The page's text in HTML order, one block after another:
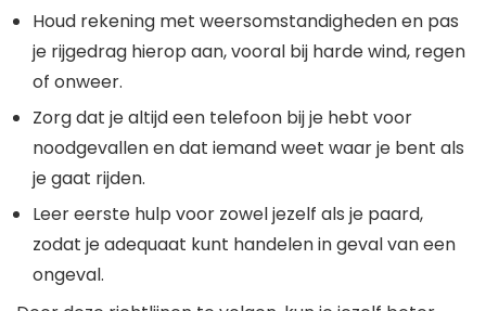
Houd rekening met weersomstandigheden en pas
je rijgedrag hierop aan, vooral bij harde wind, regen
of onweer.
Zorg dat je altijd een telefoon bij je hebt voor
noodgevallen en dat iemand weet waar je bent als
je gaat rijden.
Leer eerste hulp voor zowel jezelf als je paard,
zodat je adequaat kunt handelen in geval van een
ongeval.